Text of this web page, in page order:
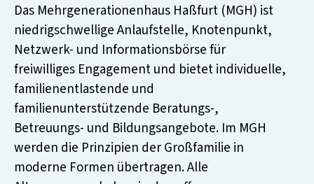
Das Mehrgenerationenhaus Haßfurt (MGH) ist
niedrigschwellige Anlaufstelle, Knotenpunkt,
Netzwerk- und Informationsbörse für
freiwilliges Engagement und bietet individuelle,
familienentlastende und
familienunterstützende Beratungs-,
Betreuungs- und Bildungsangebote. Im MGH
werden die Prinzipien der Großfamilie in
moderne Formen übertragen. Alle